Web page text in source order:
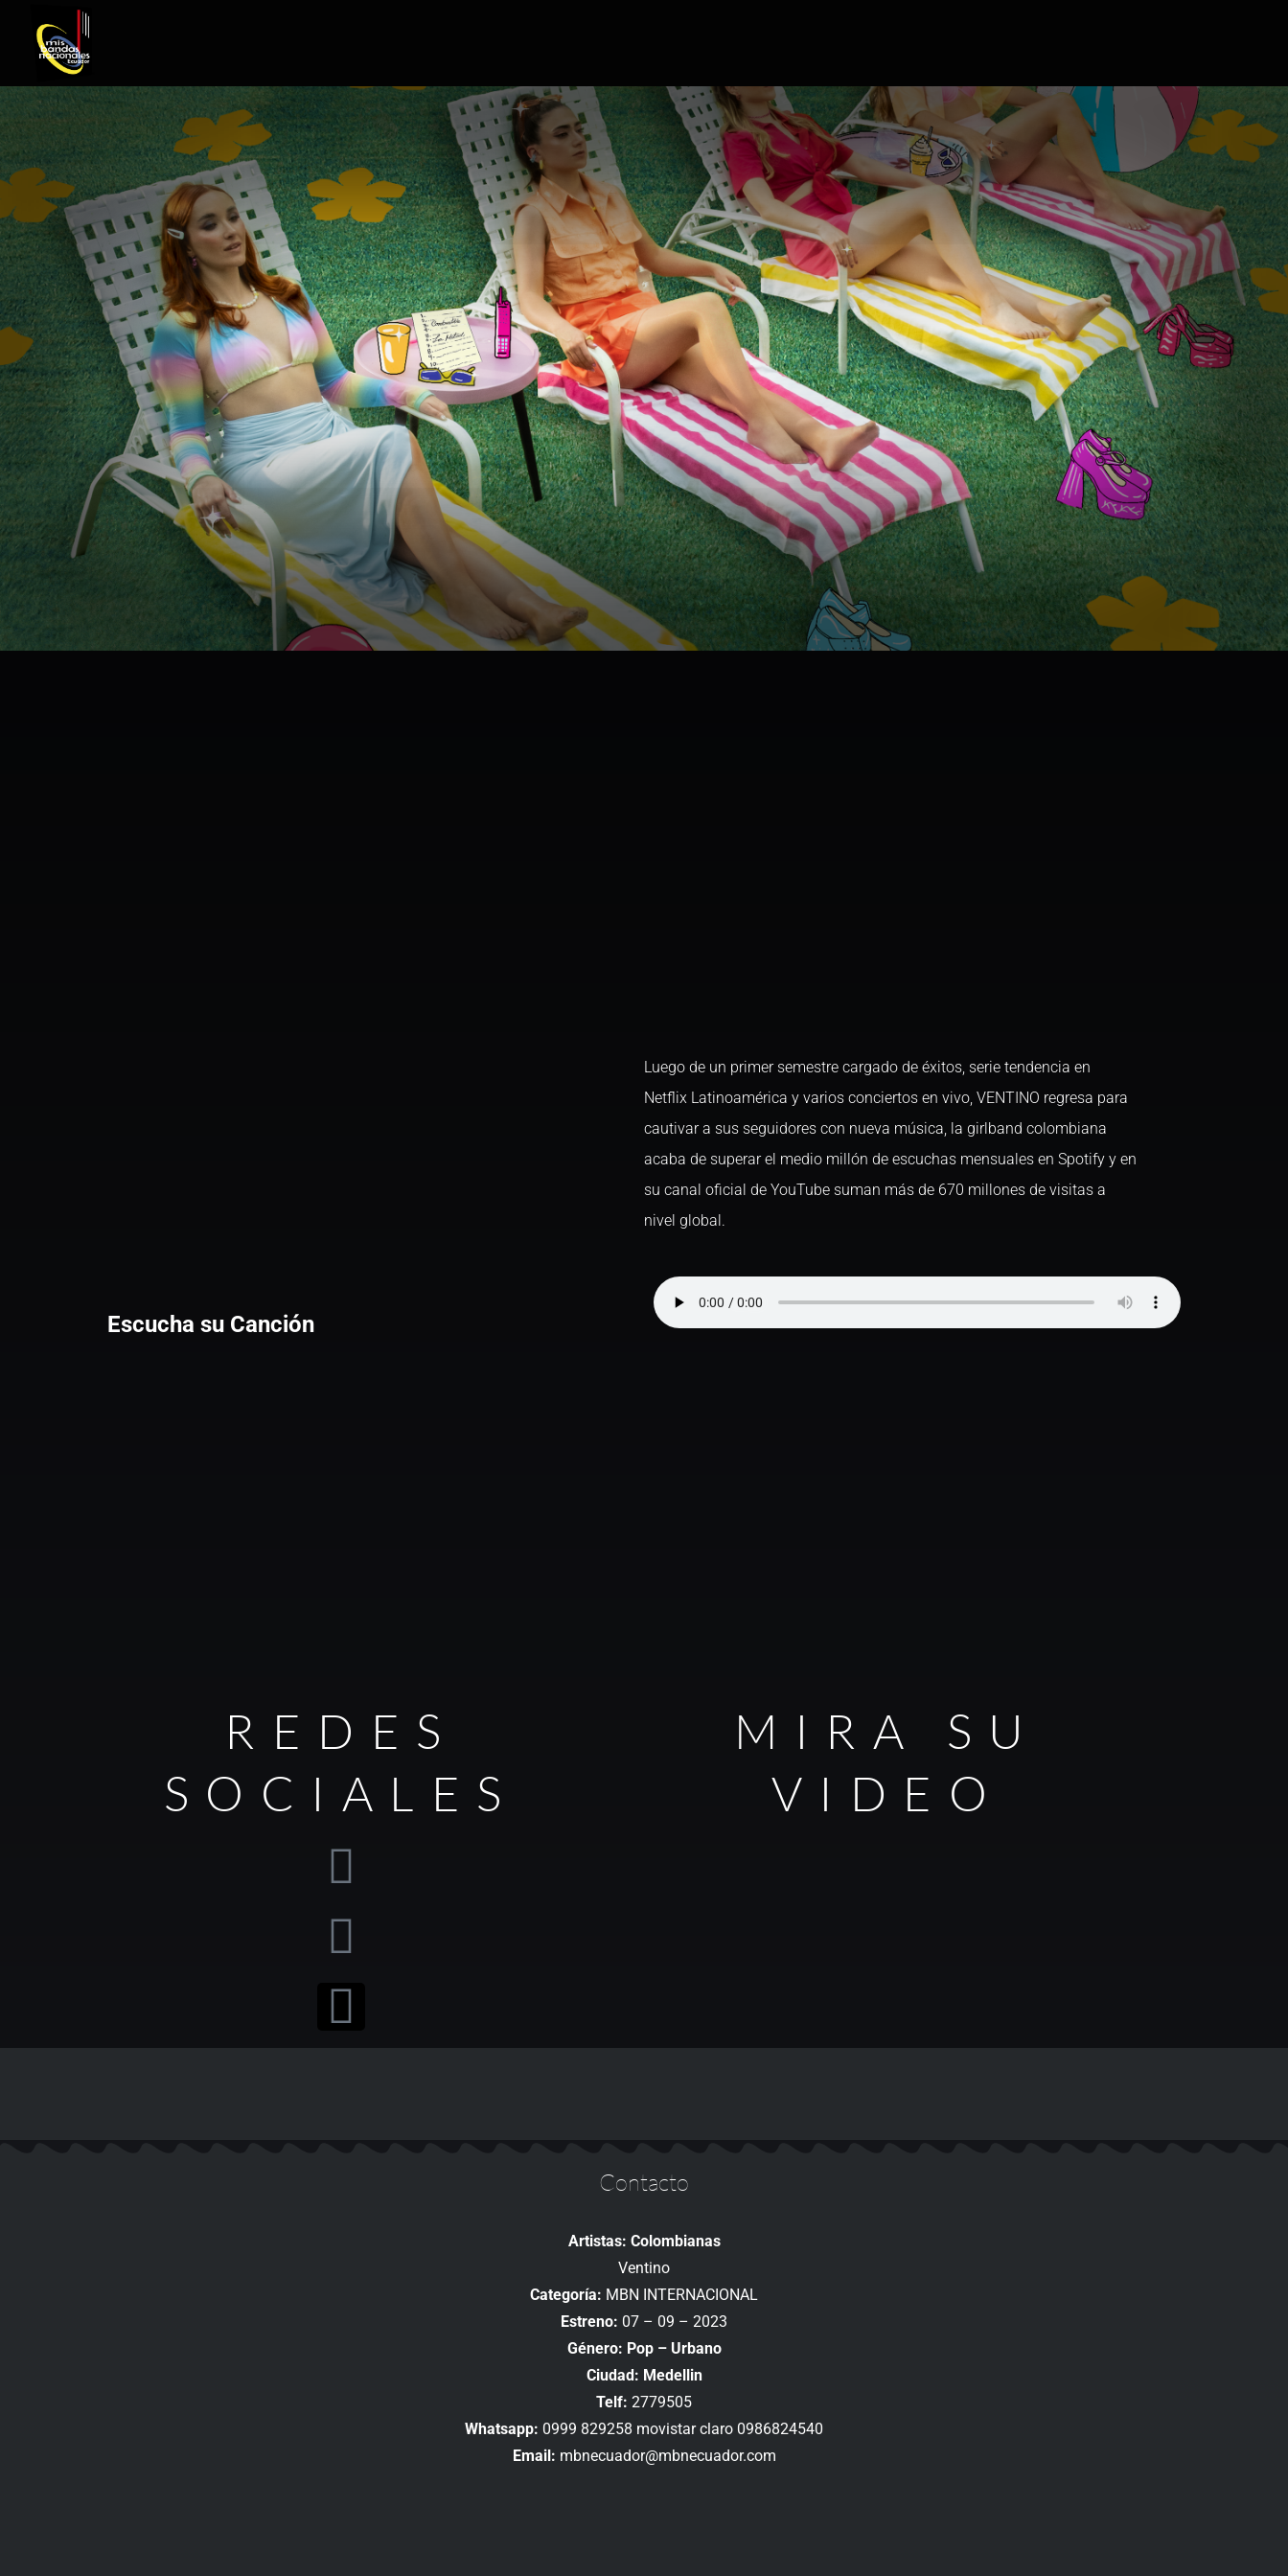
Luego de un primer semestre cargado de éxitos, serie tendencia en
Netflix Latinoamérica y varios conciertos en vivo, VENTINO regresa para
cautivar a sus seguidores con nueva música, la girlband colombiana
acaba de superar el medio millón de escuchas mensuales en Spotify y en
su canal oficial de YouTube suman más de 670 millones de visitas a
nivel global.
Escucha su Canción
REDES
SOCIALES
MIRA SU
VIDEO
Contacto
Artistas: Colombianas
Ventino
Categoría: MBN INTERNACIONAL
Estreno: 07 – 09 – 2023
Género: Pop – Urbano
Ciudad: Medellin
Telf: 2779505
Whatsapp: 0999 829258 movistar claro 0986824540
Email: mbnecuador@mbnecuador.com